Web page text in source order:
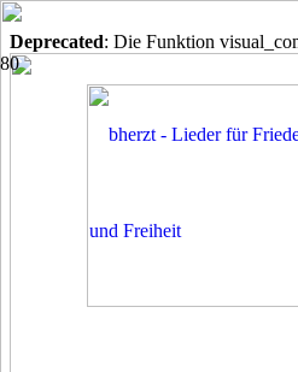
Deprecated: Die Funktion